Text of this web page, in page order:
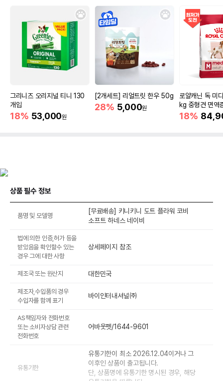
그리니즈 오리지널 티니 130
개입
18% 53,000원
[2개세트] 리얼트릿 한우 50g
28% 5,000원
로얄캐닌 독 미
kg 중형견 면역
18%
상품 필수 정보
품명 및 모델명
[무료배송] 키니키니 도트 플라워 코비
소프트 하네스 네이비
법에 의한 인증,허가 등을
받았음을 확인할수 있는
경우 그에 대한 사항
상세페이지 참조
제조국 또는 원산지 대한민국
제조자,수입품의 경우
수입자를 함께 표기
바이인터내셔널㈜
AS책임자와 전화번호
또는 소비자상담 관련
전화번호
어바웃펫/1644-9601
유통기한
유통기한이 최소 2026.12.04이거나 그
이후인 상품이 출고됩니다.
단, 상품명에 유통기한 명시된 경우, 해당